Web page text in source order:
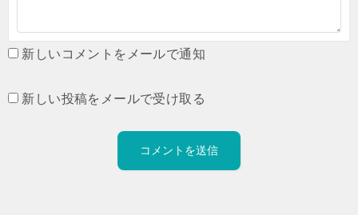
新しいコメントをメールで通知
新しい投稿をメールで受け取る